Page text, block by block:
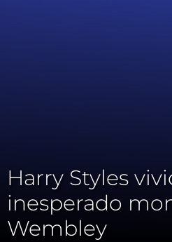
Harry Styles
inesperado
Wembley